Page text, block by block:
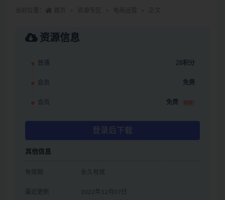
资源信息
普通 28积分
会员 免费
会员 免费 推荐
登录后下载
其他信息
有效期 永久有效
最近更新 2022年12月07日